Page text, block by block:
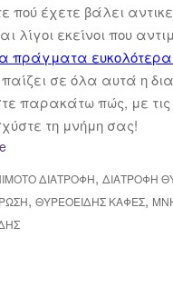
πού έχετε βάλει
λίγοι εκείνοι που
πράγματα
παίζει σε όλα αυτά η
παρακάτω πώς, με
τη μνήμη σας!
ΔΙΑΤΡΟΦΉ, ΔΙΑΤΡΟΦΉ
, ΘΥΡΕΟΕΙΔΉΣ ΚΑΦΈΣ,